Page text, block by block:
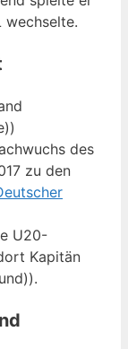
wechselte.
des
zu den
U20-
Kapitän